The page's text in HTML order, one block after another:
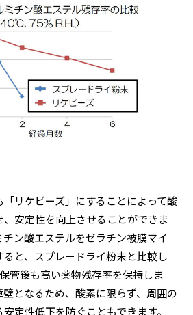
リケビーズ」にすることによって酸
安定性を向上させることができま
ン酸エステルをゼラチン被膜マイ
と、スプレードライ粉末と比較し
管後も高い薬物残存率を保持しま
となるため、酸素に限らず、周囲の
定性低下を防ぐこともできます。